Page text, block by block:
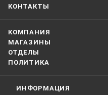
КОНТАКТЫ
КОМПАНИЯ
МАГАЗИНЫ
ОТДЕЛЫ
ПОЛИТИКА
ИНФОРМАЦИЯ